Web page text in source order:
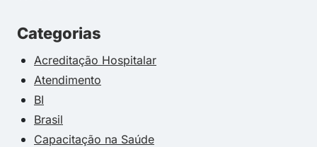
Categorias
Acreditação Hospitalar
Atendimento
BI
Brasil
Capacitação na Saúde